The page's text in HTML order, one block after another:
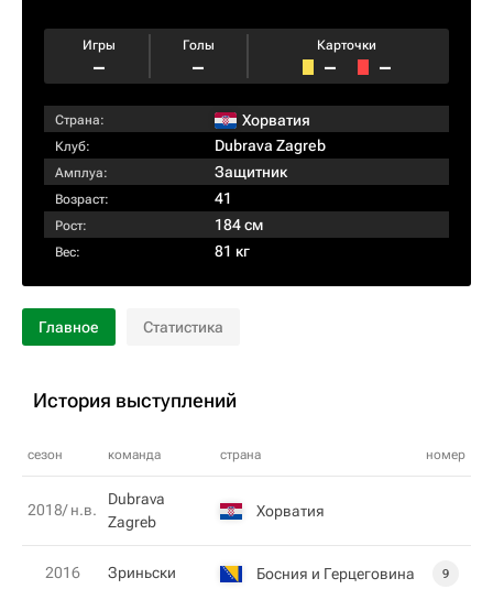
Игры
–
Голы
–
Карточки
– –
Страна: Хорватия
Клуб: Dubrava Zagreb
Амплуа: Защитник
Возраст: 41
Рост: 184 см
Вес: 81 кг
Главное Статистика
История выступлений
сезон команда страна номер
2018/ н.в.
Dubrava
Zagreb
Хорватия
2016 Зриньски Босния и Герцеговина 9